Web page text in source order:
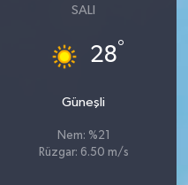
SALI
28°
Güneşli
Nem: %21
Rüzgar: 6.50 m/s